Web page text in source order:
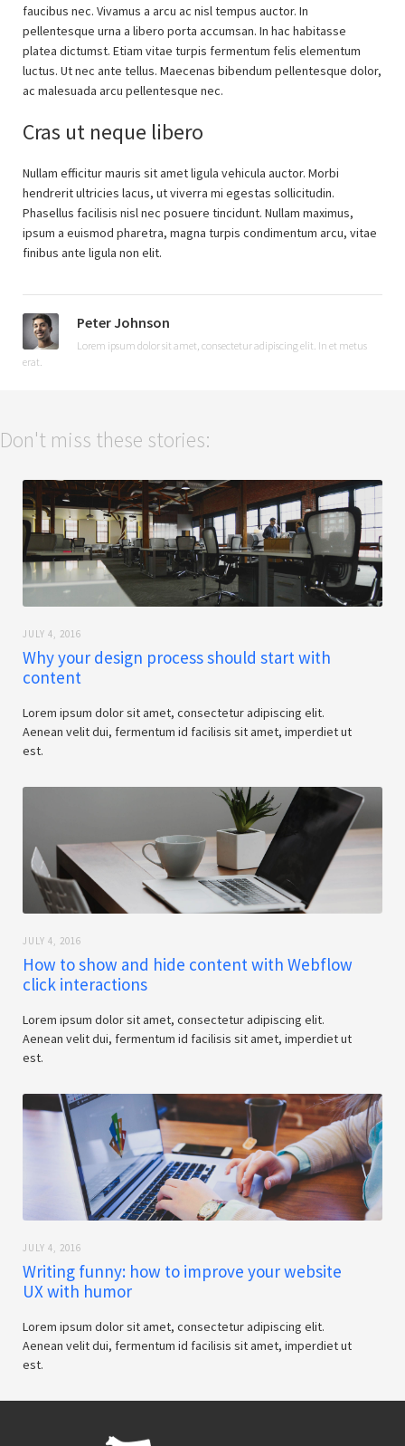
faucibus nec. Vivamus a arcu ac nisl tempus auctor. In
pellentesque urna a libero porta accumsan. In hac habitasse
platea dictumst. Etiam vitae turpis fermentum felis elementum
luctus. Ut nec ante tellus. Maecenas bibendum pellentesque dolor,
ac malesuada arcu pellentesque nec.
Cras ut neque libero
Nullam efficitur mauris sit amet ligula vehicula auctor. Morbi
hendrerit ultricies lacus, ut viverra mi egestas sollicitudin.
Phasellus facilisis nisl nec posuere tincidunt. Nullam maximus,
ipsum a euismod pharetra, magna turpis condimentum arcu, vitae
finibus ante ligula non elit.
Peter Johnson
Lorem ipsum dolor sit amet, consectetur adipiscing elit. In et metus
erat.
Don't miss these stories:
JULY 4, 2016
Why your design process should start with
content
Lorem ipsum dolor sit amet, consectetur adipiscing elit.
Aenean velit dui, fermentum id facilisis sit amet, imperdiet ut
est.
JULY 4, 2016
How to show and hide content with Webflow
click interactions
Lorem ipsum dolor sit amet, consectetur adipiscing elit.
Aenean velit dui, fermentum id facilisis sit amet, imperdiet ut
est.
JULY 4, 2016
Writing funny: how to improve your website
UX with humor
Lorem ipsum dolor sit amet, consectetur adipiscing elit.
Aenean velit dui, fermentum id facilisis sit amet, imperdiet ut
est.